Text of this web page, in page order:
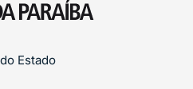
Estado